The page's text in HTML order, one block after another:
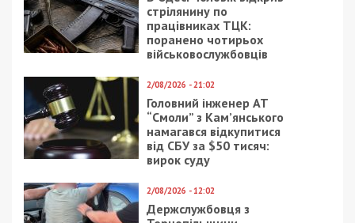
Мне так понравилось, что на следующий год я подошел
к вопросу серьезно. Сделал елку из имбирного печенья,
даже сфоткал. Мое дерево было с огоньком: верхушку я
полил коньяком и поджег. Если будете делать такую
елку, соблюдайте меры противопожарной безопасности.
практически из любой еды, главное, чтоб она еда вам
нравилась.